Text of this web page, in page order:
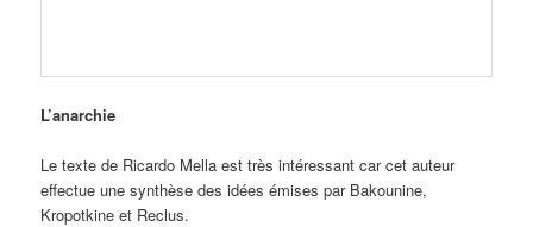
L’anarchie
Le texte de Ricardo Mella est très intéressant car cet auteur
effectue une synthèse des idées émises par Bakounine,
Kropotkine et Reclus.